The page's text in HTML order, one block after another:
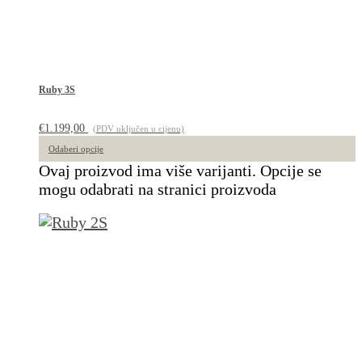
Ruby 3S
€1.199,00 (PDV uključen u cijenu)
Odaberi opcije
Ovaj proizvod ima više varijanti. Opcije se
mogu odabrati na stranici proizvoda